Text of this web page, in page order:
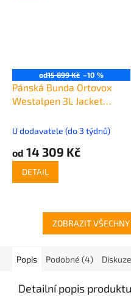
od15 899 Kč –10 %
Pánská Bunda Ortovox
Westalpen 3L Jacket
U dodavatele (do 3 týdnů)
od 14 309 Kč
DETAIL
ZOBRAZIT
Popis Podobné (4) Diskuze
Detailní popis produktu